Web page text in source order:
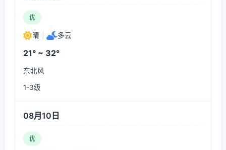
优
晴 多云
21° ~ 32°
东北风
1-3级
08月10日
优